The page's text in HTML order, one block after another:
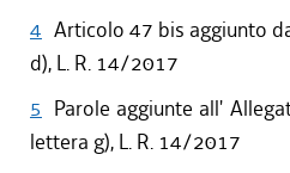
4 Articolo 47 bis aggiunto
d), L. R. 14/2017
5 Parole aggiunte all'
lettera g), L. R. 14/2017